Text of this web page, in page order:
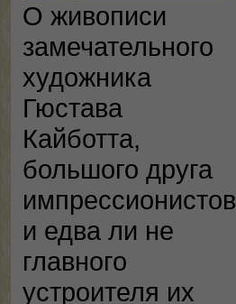
О живописи
замечательного
художника
Гюстава
Кайботта,
большого друга
импрессионистов
и едва ли не
главного
устроителя их